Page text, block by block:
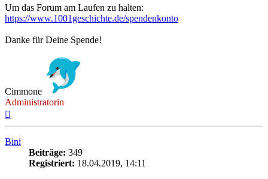
Um das Forum am Laufen zu halten:
https://www.1001geschichte.de/spendenkonto
Danke für Deine Spende!
Cimmone
Administratorin
Bini
Beiträge: 349
Registriert: 18.04.2019, 14:11